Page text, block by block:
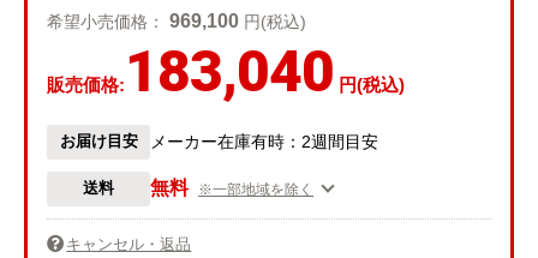
希望小売価格：969,100 円(税込)
販売価格: 183,040 円(税込)
お届け目安 メーカー在庫有時：2週間目安
送料 無料 ※一部地域を除く
キャンセル・返品